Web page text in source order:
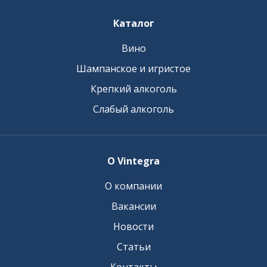
Каталог
Вино
Шампанское и игристое
Крепкий алкоголь
Слабый алкоголь
О Vintegra
О компании
Вакансии
Новости
Статьи